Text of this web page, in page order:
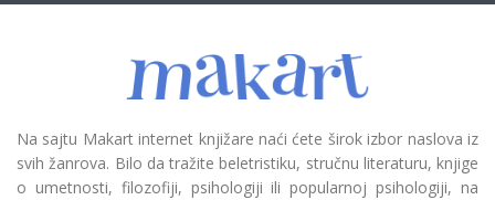
Na sajtu Makart internet knjižare naći ćete širok izbor naslova iz
svih žanrova. Bilo da tražite beletristiku, stručnu literaturu, knjige
o umetnosti, filozofiji, psihologiji ili popularnoj psihologiji, na